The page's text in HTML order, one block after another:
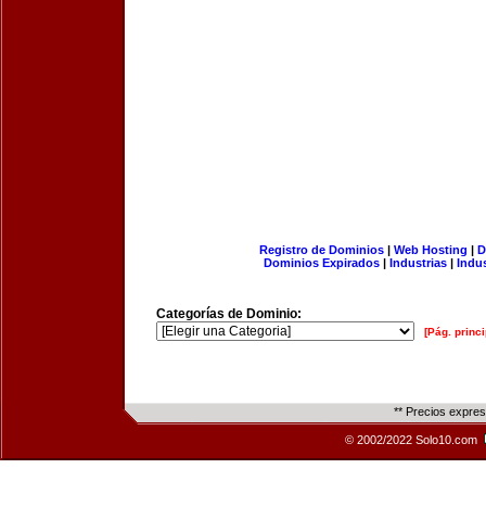
Registro de Dominios| Web Hosting |
Dominios Expirados | Industrias |
Categorías de Dominio:
[Pág.
** Precios
© 2002/2022 Solo10.com